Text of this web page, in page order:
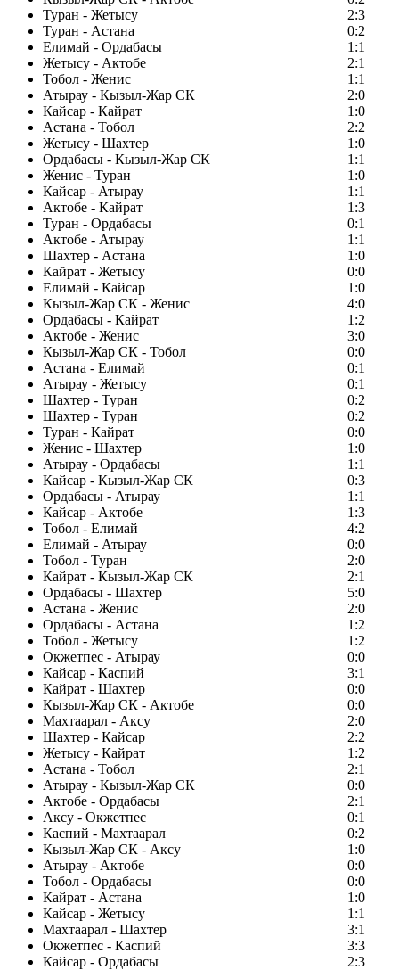
Туран - Жетысу
2:3
Туран - Астана
0:2
Елимай - Ордабасы
1:1
Жетысу - Актобе
2:1
Тобол - Женис
1:1
Атырау - Кызыл-Жар СК
2:0
Кайсар - Кайрат
1:0
Астана - Тобол
2:2
Жетысу - Шахтер
1:0
Ордабасы - Кызыл-Жар СК
1:1
Женис - Туран
1:0
Кайсар - Атырау
1:1
Актобе - Кайрат
1:3
Туран - Ордабасы
0:1
Актобе - Атырау
1:1
Шахтер - Астана
1:0
Кайрат - Жетысу
0:0
Елимай - Кайсар
1:0
Кызыл-Жар СК - Женис
4:0
Ордабасы - Кайрат
1:2
Актобе - Женис
3:0
Кызыл-Жар СК - Тобол
0:0
Астана - Елимай
0:1
Атырау - Жетысу
0:1
Шахтер - Туран
0:2
Шахтер - Туран
0:2
Туран - Кайрат
0:0
Женис - Шахтер
1:0
Атырау - Ордабасы
1:1
Кайсар - Кызыл-Жар СК
0:3
Ордабасы - Атырау
1:1
Кайсар - Актобе
1:3
Тобол - Елимай
4:2
Елимай - Атырау
0:0
Тобол - Туран
2:0
Кайрат - Кызыл-Жар СК
2:1
Ордабасы - Шахтер
5:0
Астана - Женис
2:0
Ордабасы - Астана
1:2
Тобол - Жетысу
1:2
Окжетпес - Атырау
0:0
Кайсар - Каспий
3:1
Кайрат - Шахтер
0:0
Кызыл-Жар СК - Актобе
0:0
Махтаарал - Аксу
2:0
Шахтер - Кайсар
2:2
Жетысу - Кайрат
1:2
Астана - Тобол
2:1
Атырау - Кызыл-Жар СК
0:0
Актобе - Ордабасы
2:1
Аксу - Окжетпес
0:1
Каспий - Махтаарал
0:2
Кызыл-Жар СК - Аксу
1:0
Атырау - Актобе
0:0
Тобол - Ордабасы
0:0
Кайрат - Астана
1:0
Кайсар - Жетысу
1:1
Махтаарал - Шахтер
3:1
Окжетпес - Каспий
3:3
Кайсар - Ордабасы
2:3